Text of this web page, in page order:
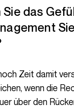
Sie
wenn die
über den